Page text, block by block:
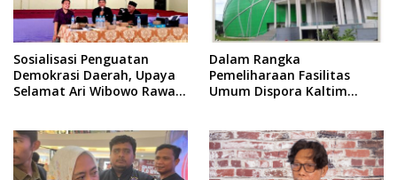
Sosialisasi Penguatan
Demokrasi Daerah, Upaya
Selamat Ari Wibowo Rawat
Dalam Rangka
Pemeliharaan Fasilitas
Umum Dispora Kaltim